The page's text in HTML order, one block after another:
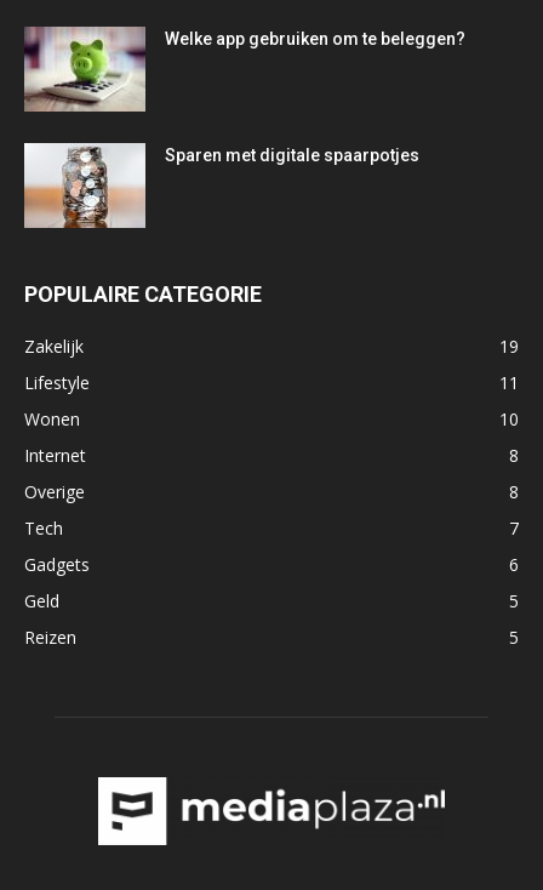
Welke app gebruiken om te beleggen?
Sparen met digitale spaarpotjes
POPULAIRE CATEGORIE
Zakelijk
19
Lifestyle
11
Wonen
10
Internet
8
Overige
8
Tech
7
Gadgets
6
Geld
5
Reizen
5